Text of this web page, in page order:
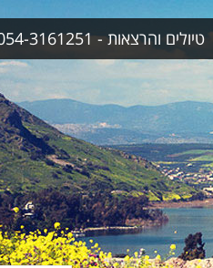
טיולים והרצאות - 054-3161251